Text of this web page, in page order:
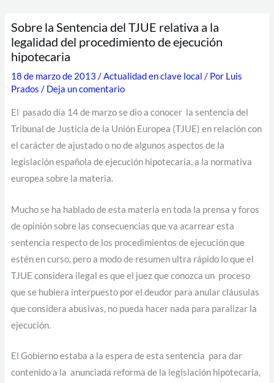
Sobre la Sentencia del TJUE relativa a la
legalidad del procedimiento de ejecución
hipotecaria
18 de marzo de 2013 /Actualidad en clave local / Por Luis
Prados / Deja un comentario
El pasado día 14 de marzo se dio a conocer la sentencia del
Tribunal de Justicia de la Unión Europea (TJUE) en relación con
el carácter de ajustado o no de algunos aspectos de la
legislación española de ejecución hipotecaria, a la normativa
europea sobre la materia.
Mucho se ha hablado de esta materia en toda la prensa y foros
de opinión sobre las consecuencias que va acarrear esta
sentencia respecto de los procedimientos de ejecución que
estén en curso, pero a modo de resumen ultra rápido lo que el
TJUE considera ilegal es que el juez que conozca un proceso
que se hubiera interpuesto por el deudor para anular cláusulas
que considera abusivas, no pueda hacer nada para paralizar la
ejecución.
El Gobierno estaba a la espera de esta sentencia para dar
contenido a la anunciada reforma de la legislación hipotecaria,